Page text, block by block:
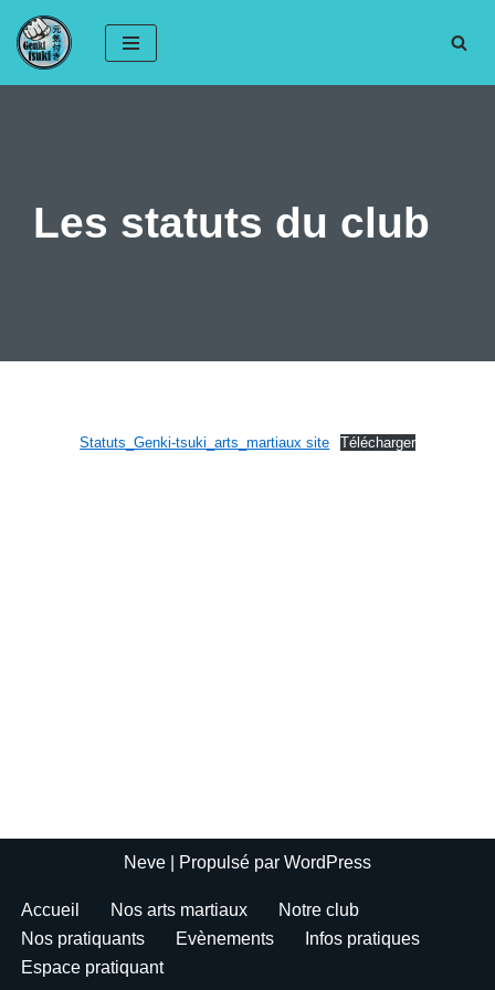
Aller
au
Les statuts du club
Statuts_Genki-tsuki_arts_martiaux site Télécharger
Neve | Propulsé par WordPress
Accueil Nos arts martiaux
Notre club
Nos pratiquants
Evènements
Infos pratiques
Espace pratiquant